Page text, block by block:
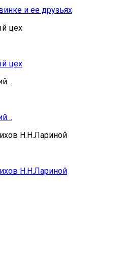
и ее друзьях
цех
цех
Н.Н.Лариной
Н.Н.Лариной